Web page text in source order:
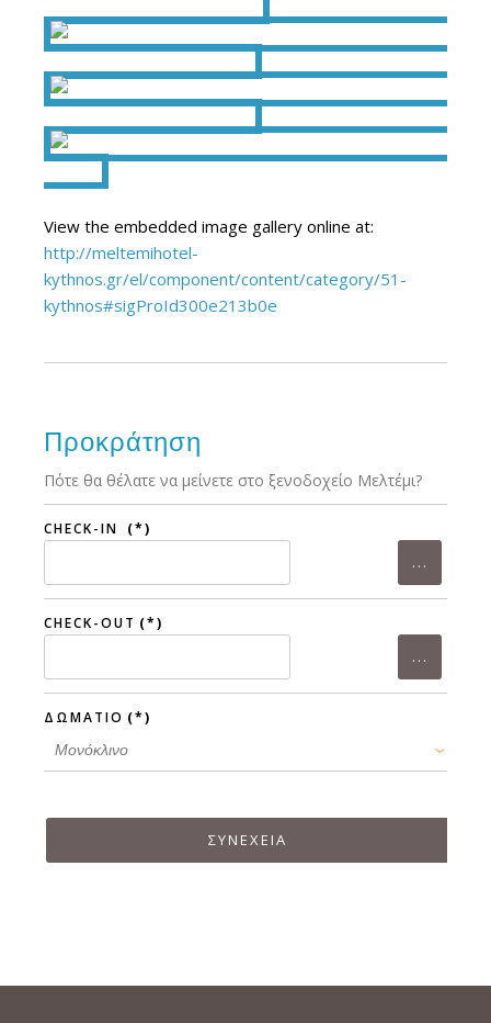
View the embedded image gallery online at:
http://meltemihotel-
kythnos.gr/el/component/content/category/51-
kythnos#sigProId300e213b0e
Προκράτηση
Πότε θα θέλατε να μείνετε στο ξενοδοχείο Μελτέμι?
CHECK-IN (*)
CHECK-OUT (*)
ΔΩΜΑΤΙΟ (*)